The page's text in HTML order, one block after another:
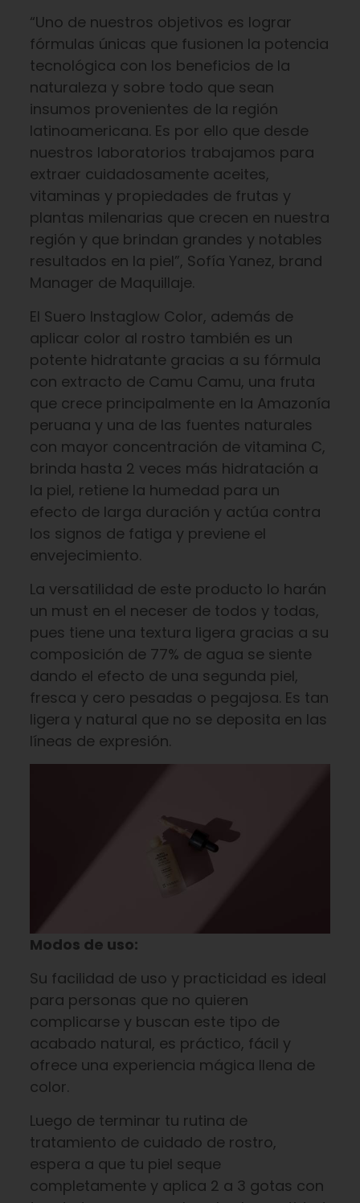
“Uno de nuestros objetivos es lograr
fórmulas únicas que fusionen la potencia
tecnológica con los beneficios de la
naturaleza y sobre todo que sean
insumos provenientes de la región
latinoamericana. Es por ello que desde
nuestros laboratorios trabajamos para
extraer cuidadosamente aceites,
vitaminas y propiedades de frutas y
plantas milenarias que crecen en nuestra
región y que brindan grandes y notables
resultados en la piel”, Sofía Yanez, brand
Manager de Maquillaje.
El Suero Instaglow Color, además de
aplicar color al rostro también es un
potente hidratante gracias a su fórmula
con extracto de Camu Camu, una fruta
que crece principalmente en la Amazonía
peruana y una de las fuentes naturales
con mayor concentración de vitamina C,
brinda hasta 2 veces más hidratación a
la piel, retiene la humedad para un
efecto de larga duración y actúa contra
los signos de fatiga y previene el
envejecimiento.
La versatilidad de este producto lo harán
un must en el neceser de todos y todas,
pues tiene una textura ligera gracias a su
composición de 77% de agua se siente
dando el efecto de una segunda piel,
fresca y cero pesadas o pegajosa. Es tan
ligera y natural que no se deposita en las
líneas de expresión.
Modos de uso:
Su facilidad de uso y practicidad es ideal
para personas que no quieren
complicarse y buscan este tipo de
acabado natural, es práctico, fácil y
ofrece una experiencia mágica llena de
color.
Luego de terminar tu rutina de
tratamiento de cuidado de rostro,
espera a que tu piel seque
completamente y aplica 2 a 3 gotas con